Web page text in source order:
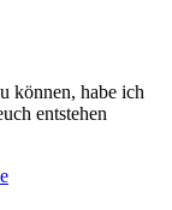
können, habe ich
entstehen